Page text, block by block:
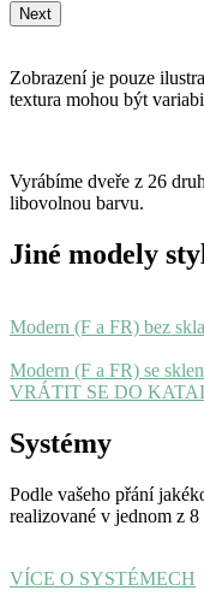
Next
Zobrazení je pouze
textura mohou být
Vyrábíme dveře z 26
libovolnou barvu.
Jiné modely
Modern (F a FR) bez skla
Modern (F a FR) se
VRÁTIT SE DO
Systémy
Podle vašeho přání
realizované v jednom z
VÍCE O SYSTÉMECH